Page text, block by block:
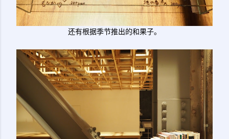
还有根据季节推出的和果子。